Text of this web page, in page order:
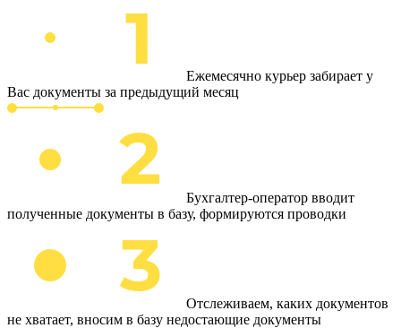
Ежемесячно курьер забирает у
Вас документы за предыдущий месяц
Бухгалтер-оператор вводит
полученные документы в базу, формируются проводки
Отслеживаем, каких документов
не хватает, вносим в базу недостающие документы